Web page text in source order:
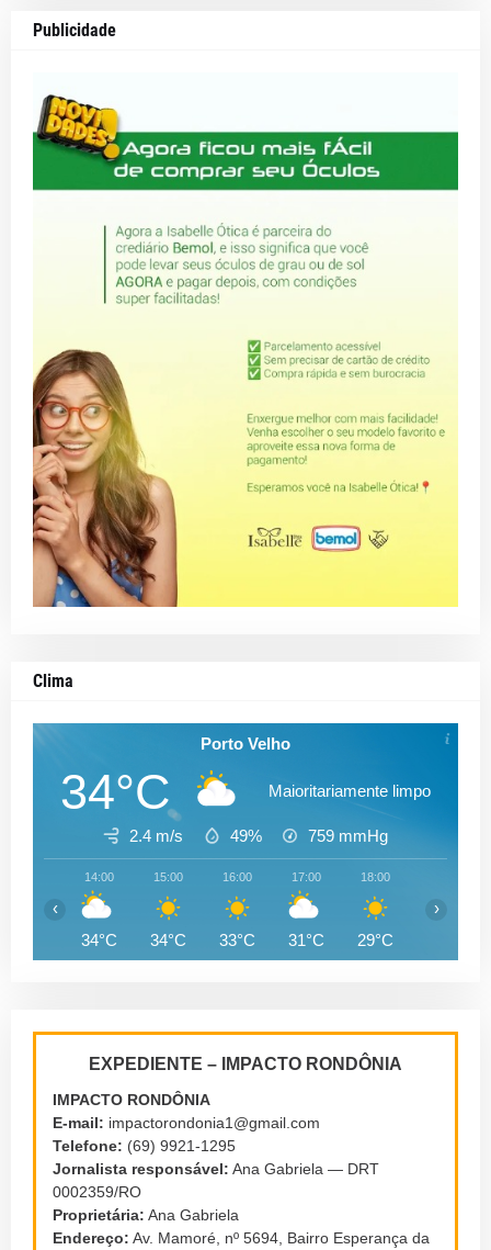
Publicidade
Clima
Porto Velho
34°C Maioritariamente limpo
2.4 m/s 49% 759 mmHg
14:00
34°C
15:00
34°C
16:00
33°C
17:00
31°C
18:00
29°C
‹ ›
EXPEDIENTE – IMPACTO RONDÔNIA
IMPACTO RONDÔNIA
E-mail: impactorondonia1@gmail.com
Telefone: (69) 9921-1295
Jornalista responsável: Ana Gabriela — DRT
0002359/RO
Proprietária: Ana Gabriela
Endereço: Av. Mamoré, nº 5694, Bairro Esperança da